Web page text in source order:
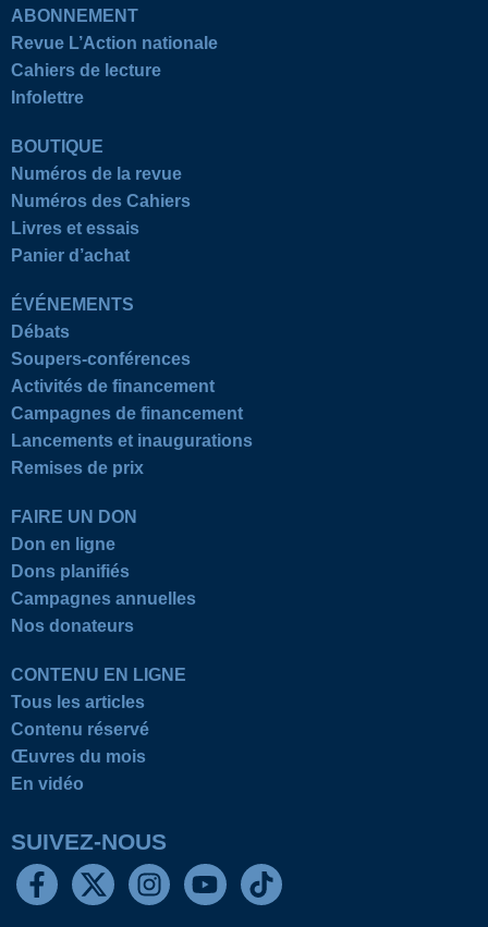
ABONNEMENT
Revue L’Action nationale
Cahiers de lecture
Infolettre
BOUTIQUE
Numéros de la revue
Numéros des Cahiers
Livres et essais
Panier d’achat
ÉVÉNEMENTS
Débats
Soupers-conférences
Activités de financement
Campagnes de financement
Lancements et inaugurations
Remises de prix
FAIRE UN DON
Don en ligne
Dons planifiés
Campagnes annuelles
Nos donateurs
CONTENU EN LIGNE
Tous les articles
Contenu réservé
Œuvres du mois
En vidéo
SUIVEZ-NOUS